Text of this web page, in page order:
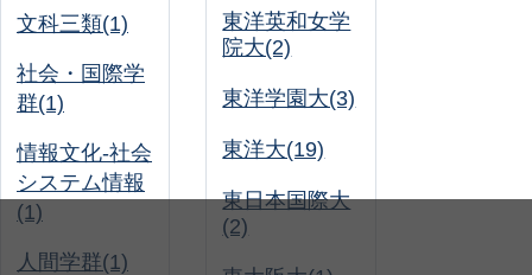
文科三類(1)
社会・国際学
群(1)
情報文化-社会
システム情報
(1)
人間学群(1)
東洋英和女学
院大(2)
東洋学園大(3)
東洋大(19)
東日本国際大
(2)